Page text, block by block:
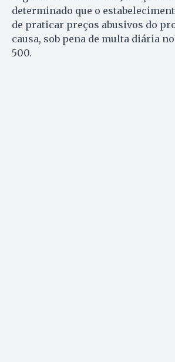
determinado que o
de praticar preços abusivos do
causa, sob pena de multa diária
500.